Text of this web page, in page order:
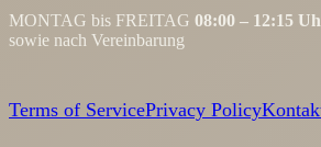
MONTAG bis FREITAG 08:00 – 12:15
sowie nach Vereinbarung
Terms of ServicePrivacy Policy